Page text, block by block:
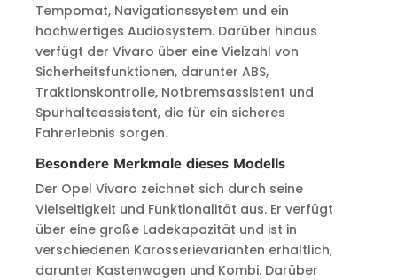
Tempomat, Navigationssystem und ein
hochwertiges Audiosystem. Darüber hinaus
verfügt der Vivaro über eine Vielzahl von
Sicherheitsfunktionen, darunter ABS,
Traktionskontrolle, Notbremsassistent und
Spurhalteassistent, die für ein sicheres
Fahrerlebnis sorgen.
Besondere Merkmale dieses Modells
Der Opel Vivaro zeichnet sich durch seine
Vielseitigkeit und Funktionalität aus. Er verfügt
über eine große Ladekapazität und ist in
verschiedenen Karosserievarianten erhältlich,
darunter Kastenwagen und Kombi. Darüber